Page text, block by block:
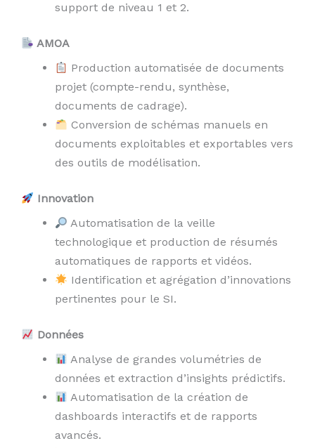
support de niveau 1 et 2.
AMOA
Production automatisée de documents
projet (compte-rendu, synthèse,
documents de cadrage).
Conversion de schémas manuels en
documents exploitables et exportables vers
des outils de modélisation.
Innovation
Automatisation de la veille
technologique et production de résumés
automatiques de rapports et vidéos.
Identification et agrégation d’innovations
pertinentes pour le SI.
Données
Analyse de grandes volumétries de
données et extraction d’insights prédictifs.
Automatisation de la création de
dashboards interactifs et de rapports
avancés.